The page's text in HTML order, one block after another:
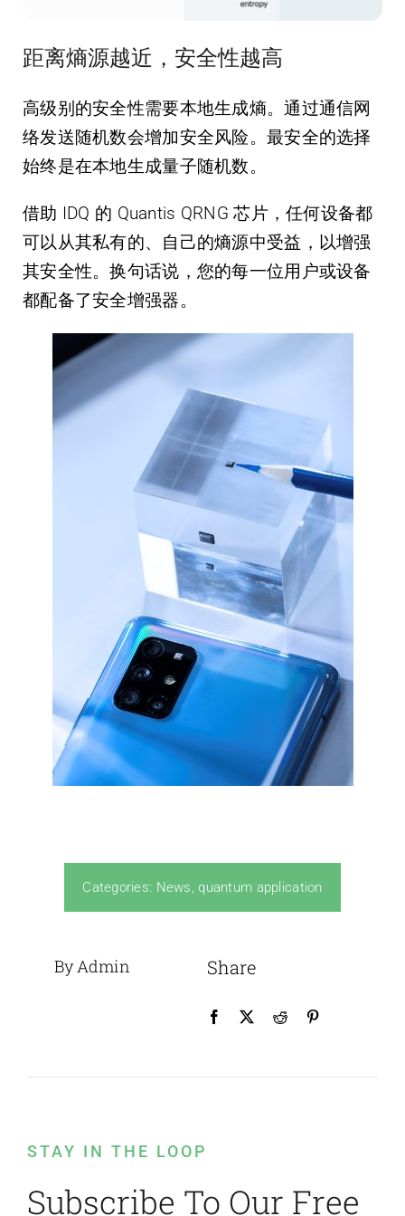
距离熵源越近，安全性越高
高级别的安全性需要本地生成熵。通过通信网
络发送随机数会增加安全风险。最安全的选择
始终是在本地生成量子随机数。
借助 IDQ 的 Quantis QRNG 芯片，任何设备都
可以从其私有的、自己的熵源中受益，以增强
其安全性。换句话说，您的每一位用户或设备
都配备了安全增强器。
Categories: News quantum application
By Admin Share
STAY IN THE LOOP
Subscribe To Our Free